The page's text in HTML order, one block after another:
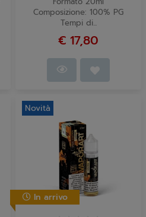
Composizione: 100% PG
Tempi di...
€ 17,80
Novità
In arrivo